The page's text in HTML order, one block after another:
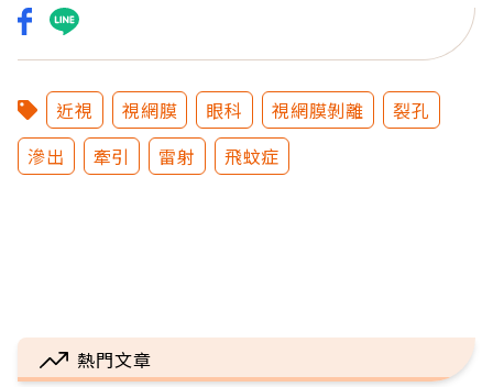
近視 視網膜 眼科 視網膜剝離
裂孔
滲出
牽引 雷射 飛蚊症
熱門文章